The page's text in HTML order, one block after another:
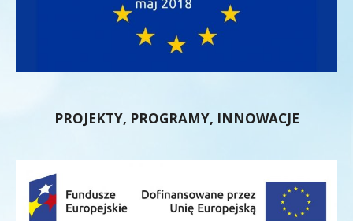
PROJEKTY, PROGRAMY, INNOWACJE